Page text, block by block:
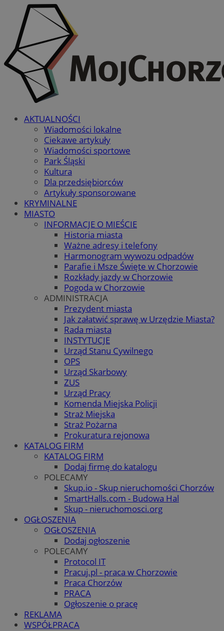
AKTUALNOŚCI
Wiadomości lokalne
Ciekawe artykuły
Wiadomości sportowe
Park Śląski
Kultura
Dla przedsiębiorców
Artykuły sponsorowane
KRYMINALNE
MIASTO
INFORMACJE O MIEŚCIE
Historia miasta
Ważne adresy i telefony
Harmonogram wywozu odpadów
Parafie i Msze Święte w Chorzowie
Rozkłady jazdy w Chorzowie
Pogoda w Chorzowie
ADMINISTRACJA
Prezydent miasta
Jak załatwić sprawę w Urzędzie Miasta?
Rada miasta
INSTYTUCJE
Urząd Stanu Cywilnego
OPS
Urząd Skarbowy
ZUS
Urząd Pracy
Komenda Miejska Policji
Straż Miejska
Straż Pożarna
Prokuratura rejonowa
KATALOG FIRM
KATALOG FIRM
Dodaj firmę do katalogu
POLECAMY
Skup.io - Skup nieruchomości Chorzów
SmartHalls.com - Budowa Hal
Skup - nieruchomosci.org
OGŁOSZENIA
OGŁOSZENIA
Dodaj ogłoszenie
POLECAMY
Protocol IT
Pracuj.pl - praca w Chorzowie
Praca Chorzów
PRACA
Ogłoszenie o pracę
REKLAMA
WSPÓŁPRACA